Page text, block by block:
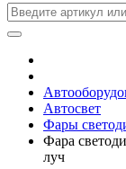
Автосвет
Фары
Фара
луч